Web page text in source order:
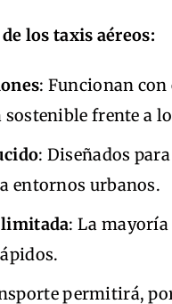
los taxis aéreos:
: Funcionan
frente a
: Diseñados
entornos urbanos.
limitada: La mayoría
permitirá,